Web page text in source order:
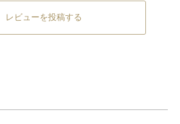
レビューを投稿する